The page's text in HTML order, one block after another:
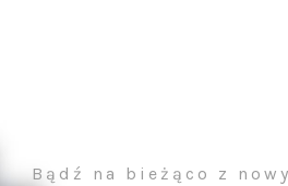
Bądź na bieżąco z